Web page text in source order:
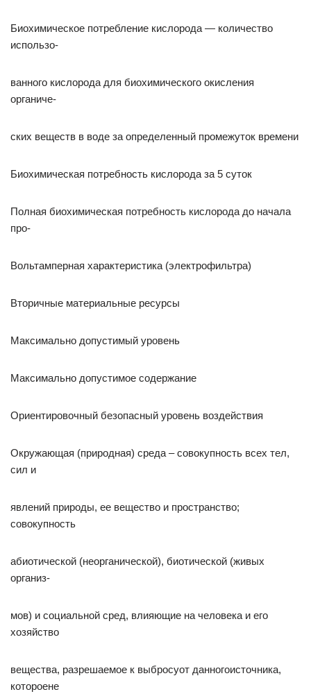
Биохимическое потребление кислорода — количество
использо-
ванного кислорода для биохимического окисления
органиче-
ских веществ в воде за определенный промежуток времени
Биохимическая потребность кислорода за 5 суток
Полная биохимическая потребность кислорода до начала
про-
Вольтамперная характеристика (электрофильтра)
Вторичные материальные ресурсы
Максимально допустимый уровень
Максимально допустимое содержание
Ориентировочный безопасный уровень воздействия
Окружающая (природная) среда – совокупность всех тел,
сил и
явлений природы, ее вещество и пространство;
совокупность
абиотической (неорганической), биотической (живых
организ-
мов) и социальной сред, влияющие на человека и его
хозяйство
вещества, разрешаемое к выбросуот данногоисточника,
котороене